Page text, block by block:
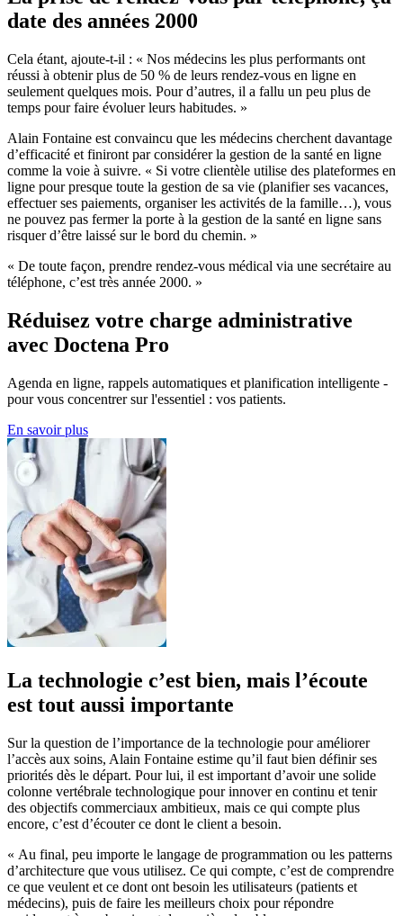
date des années 2000
Cela étant, ajoute-t-il : « Nos médecins les plus performants ont
réussi à obtenir plus de 50 % de leurs rendez-vous en ligne en
seulement quelques mois. Pour d’autres, il a fallu un peu plus de
temps pour faire évoluer leurs habitudes. »
Alain Fontaine est convaincu que les médecins cherchent davantage
d’efficacité et finiront par considérer la gestion de la santé en ligne
comme la voie à suivre. « Si votre clientèle utilise des plateformes en
ligne pour presque toute la gestion de sa vie (planifier ses vacances,
effectuer ses paiements, organiser les activités de la famille…), vous
ne pouvez pas fermer la porte à la gestion de la santé en ligne sans
risquer d’être laissé sur le bord du chemin. »
« De toute façon, prendre rendez-vous médical via une secrétaire au
téléphone, c’est très année 2000. »
Réduisez votre charge administrative
avec Doctena Pro
Agenda en ligne, rappels automatiques et planification intelligente -
pour vous concentrer sur l'essentiel : vos patients.
En savoir plus
La technologie c’est bien, mais l’écoute
est tout aussi importante
Sur la question de l’importance de la technologie pour améliorer
l’accès aux soins, Alain Fontaine estime qu’il faut bien définir ses
priorités dès le départ. Pour lui, il est important d’avoir une solide
colonne vertébrale technologique pour innover en continu et tenir
des objectifs commerciaux ambitieux, mais ce qui compte plus
encore, c’est d’écouter ce dont le client a besoin.
« Au final, peu importe le langage de programmation ou les patterns
d’architecture que vous utilisez. Ce qui compte, c’est de comprendre
ce que veulent et ce dont ont besoin les utilisateurs (patients et
médecins), puis de faire les meilleurs choix pour répondre